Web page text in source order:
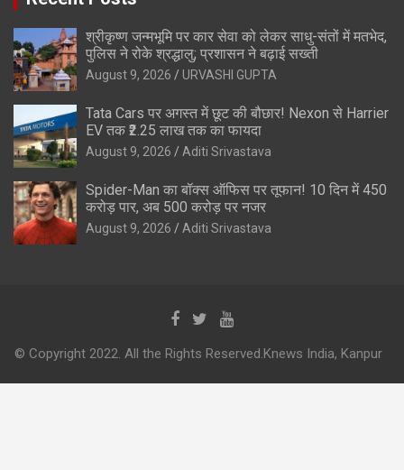
श्रीकृष्ण जन्मभूमि पर कार सेवा को लेकर साधु-संतों में मतभेद,
पुलिस ने रोके श्रद्धालु; प्रशासन ने बढ़ाई सख्ती
August 9, 2026 URVASHI GUPTA
Tata Cars पर अगस्त में छूट की बौछार! Nexon से Harrier
EV तक ₹2.25 लाख तक का फायदा
August 9, 2026 Aditi Srivastava
Spider-Man का बॉक्स ऑफिस पर तूफान! 10 दिन में 450
करोड़ पार, अब 500 करोड़ पर नजर
August 9, 2026 Aditi Srivastava
© Copyright 2022. All the Rights Reserved.Knews India, Kanpur